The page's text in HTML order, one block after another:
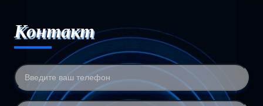
Контакт